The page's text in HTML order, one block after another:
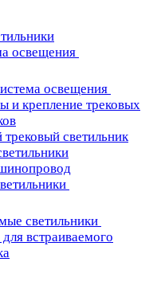
освещения
освещения
и крепление трековых
светильник
светильники
встраиваемого